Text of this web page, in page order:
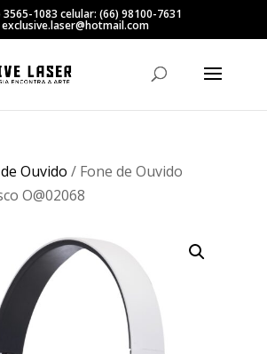
1083 celular: (66) 98100-7631
exclusive.laser@hotmail.com
Ouvido / Fone de Ouvido
O@02068